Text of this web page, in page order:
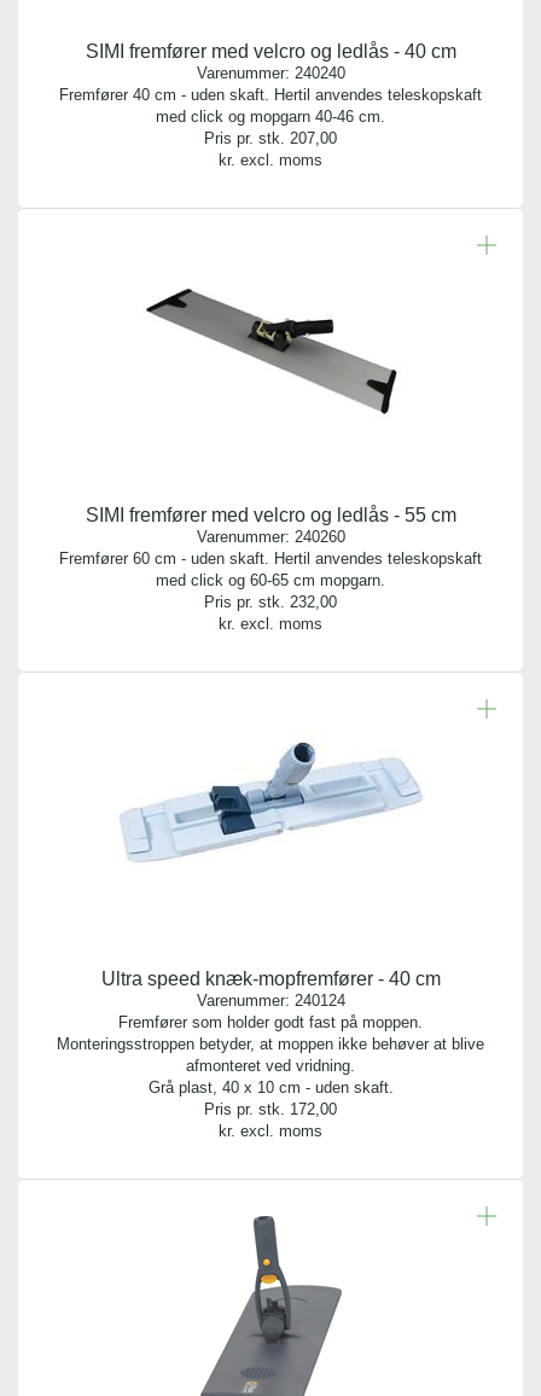
SIMI fremfører med velcro og ledlås - 40 cm
Varenummer: 240240
Fremfører 40 cm - uden skaft. Hertil anvendes teleskopskaft
med click og mopgarn 40-46 cm.
Pris pr. stk. 207,00
kr. excl. moms
SIMI fremfører med velcro og ledlås - 55 cm
Varenummer: 240260
Fremfører 60 cm - uden skaft. Hertil anvendes teleskopskaft
med click og 60-65 cm mopgarn.
Pris pr. stk. 232,00
kr. excl. moms
Ultra speed knæk-mopfremfører - 40 cm
Varenummer: 240124
Fremfører som holder godt fast på moppen.
Monteringsstroppen betyder, at moppen ikke behøver at blive
afmonteret ved vridning.
Grå plast, 40 x 10 cm - uden skaft.
Pris pr. stk. 172,00
kr. excl. moms